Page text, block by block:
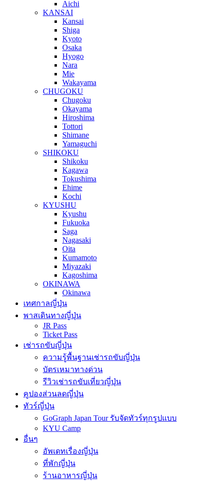
Aichi
KANSAI
Kansai
Shiga
Kyoto
Osaka
Hyogo
Nara
Mie
Wakayama
CHUGOKU
Chugoku
Okayama
Hiroshima
Tottori
Shimane
Yamaguchi
SHIKOKU
Shikoku
Kagawa
Tokushima
Ehime
Kochi
KYUSHU
Kyushu
Fukuoka
Saga
Nagasaki
Oita
Kumamoto
Miyazaki
Kagoshima
OKINAWA
Okinawa
เทศกาลญี่ปุ่น
พาสเดินทางญี่ปุ่น
JR Pass
Ticket Pass
เช่ารถขับญี่ปุ่น
ความรู้พื้นฐานเช่ารถขับญี่ปุ่น
บัตรเหมาทางด่วน
รีวิวเช่ารถขับเที่ยวญี่ปุ่น
คูปองส่วนลดญี่ปุ่น
ทัวร์ญี่ปุ่น
GoGraph Japan Tour รับจัดทัวร์ทุกรูปแบบ
KYU Camp
อื่นๆ
อัพเดทเรื่องญี่ปุ่น
ที่พักญี่ปุ่น
ร้านอาหารญี่ปุ่น